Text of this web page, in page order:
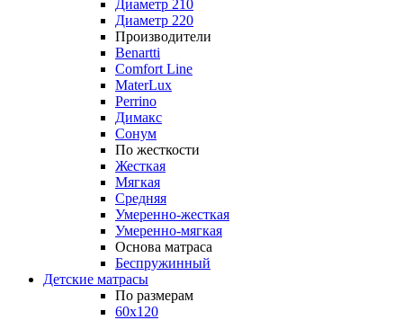
Диаметр 210
Диаметр 220
Производители
Benartti
Comfort Line
MaterLux
Perrino
Димакс
Сонум
По жесткости
Жесткая
Мягкая
Средняя
Умеренно-жесткая
Умеренно-мягкая
Основа матраса
Беспружинный
Детские матрасы
По размерам
60x120